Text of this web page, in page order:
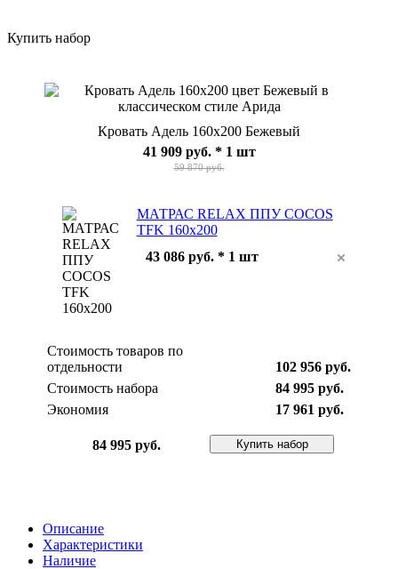
Купить набор
Кровать Адель 160x200 Бежевый
41 909 руб.* 1 шт
59 870 руб.
МАТРАС RELAX ППУ COCOS
TFK 160x200
43 086 руб. * 1 шт
Стоимость товаров по
отдельности
102 956 руб.
Стоимость набора
84 995 руб.
Экономия
17 961 руб.
84 995 руб. Купить набор
Описание
Характеристики
Наличие